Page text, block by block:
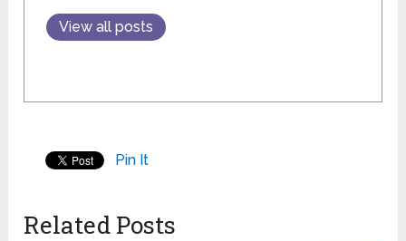
View all posts
Pin It
Related Posts